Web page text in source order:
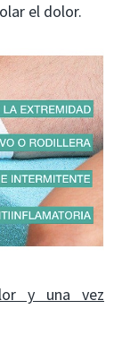
el dolor.
y una vez